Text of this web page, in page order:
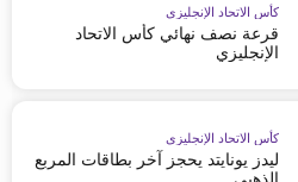
كأس الاتحاد الإنجليزي
قرعة نصف نهائي كأس الاتحاد
الإنجليزي
كأس الاتحاد الإنجليزي
ليدز يونايتد يحجز آخر بطاقات المربع
الذهبي